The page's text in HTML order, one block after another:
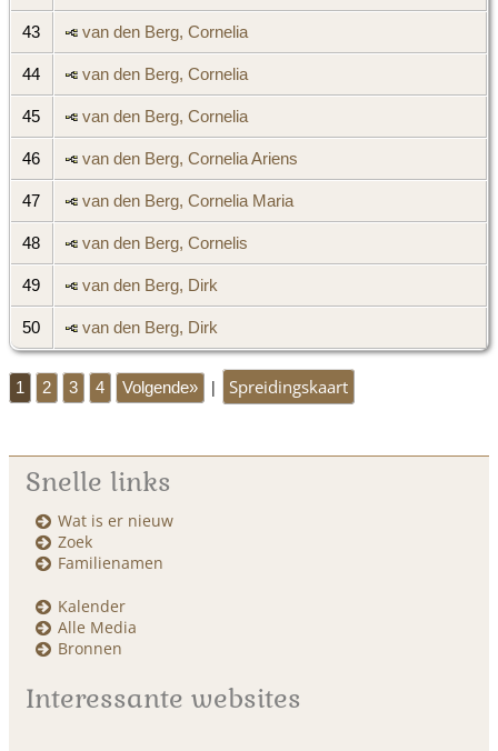
43 van den Berg, Cornelia
44 van den Berg, Cornelia
45 van den Berg, Cornelia
46 van den Berg, Cornelia Ariens
47 van den Berg, Cornelia Maria
48 van den Berg, Cornelis
49 van den Berg, Dirk
50 van den Berg, Dirk
1 2 3 4 Volgende» | Spreidingskaart
Snelle links
Wat is er nieuw
Zoek
Familienamen
Kalender
Alle Media
Bronnen
Interessante websites